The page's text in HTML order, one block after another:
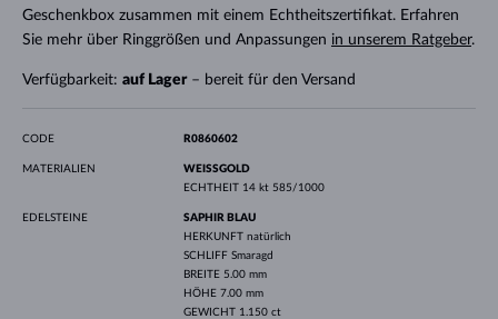
Geschenkbox zusammen mit einem Echtheitszertifikat. Erfahren
Sie mehr über Ringgrößen und Anpassungen in unserem Ratgeber.
Verfügbarkeit: auf Lager– bereit für den Versand
CODE R0860602
MATERIALIEN
WEISSGOLD
ECHTHEIT 14 kt 585/1000
EDELSTEINE
SAPHIR BLAU
HERKUNFT natürlich
SCHLIFF Smaragd
BREITE 5.00 mm
HÖHE 7.00 mm
GEWICHT 1.150 ct